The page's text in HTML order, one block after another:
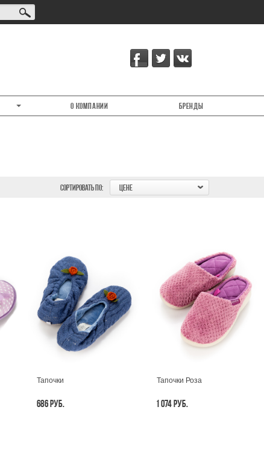
О компании Бренды
СОРТИРОВАТЬ ПО: ЦЕНЕ
Тапочки
686 РУБ.
Тапочки Роза
1 074 РУБ.